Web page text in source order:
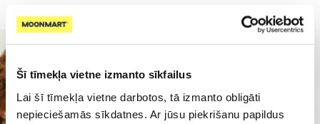
Šī tīmekļa vietne izmanto sīkfailus
Lai šī tīmekļa vietne darbotos, tā izmanto obligāti
nepieciešamās sīkdatnes. Ar jūsu piekrišanu papildus